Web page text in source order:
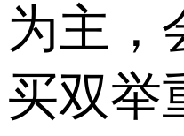
为主，
买双举